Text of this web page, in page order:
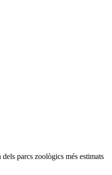
parcs zoològics més estimats